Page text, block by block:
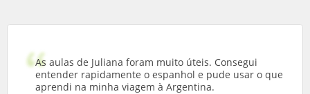
As aulas de Juliana foram muito úteis. Consegui
entender rapidamente o espanhol e pude usar o que
aprendi na minha viagem à Argentina.